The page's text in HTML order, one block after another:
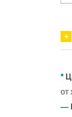
*
от
—